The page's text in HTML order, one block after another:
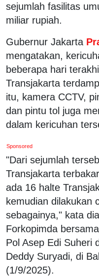
sejumlah fasilitas
miliar rupiah.
Gubernur Jakarta
mengatakan,
beberapa hari
Transjakarta
itu, kamera CCTV,
dan pintu tol juga
dalam kericuhan
Sponsored
"Dari sejumlah
Transjakarta
ada 16 halte
kemudian dilakukan
sebagainya," kata
Forkopimda
Pol Asep Edi Suheri
Deddy Suryadi, di
(1/9/2025).